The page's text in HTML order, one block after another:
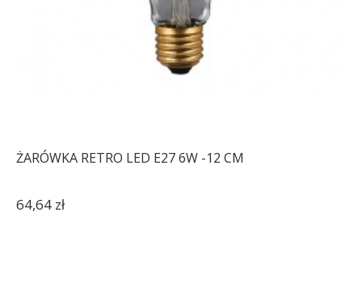
ŻARÓWKA RETRO LED E27 6W -12 CM
64,64 zł